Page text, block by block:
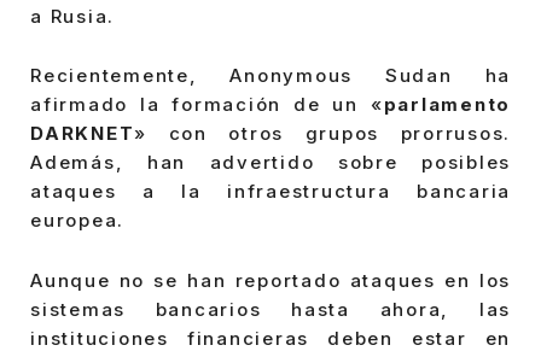
a Rusia.
Recientemente, Anonymous Sudan ha
afirmado la formación de un «parlamento
DARKNET» con otros grupos prorrusos.
Además, han advertido sobre posibles
ataques a la infraestructura bancaria
europea.
Aunque no se han reportado ataques en los
sistemas bancarios hasta ahora, las
instituciones financieras deben estar en